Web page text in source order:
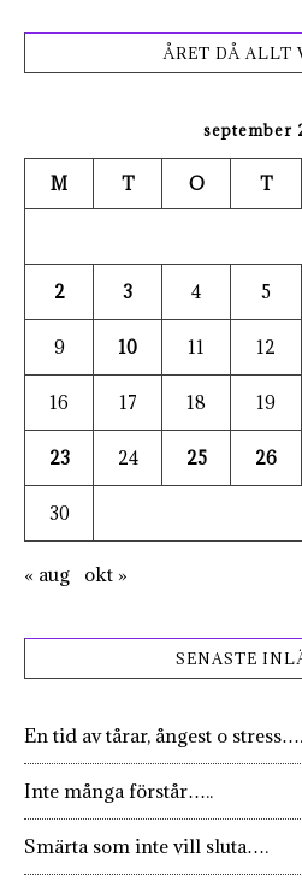
ÅRET DÅ ALLT
september
M T O T
2 3 4 5
9 10 11 12
16 17 18 19
23 24 25 26
30
« aug okt »
SENASTE
En tid av tårar, ångest o stress….
Inte många förstår…..
Smärta som inte vill sluta….